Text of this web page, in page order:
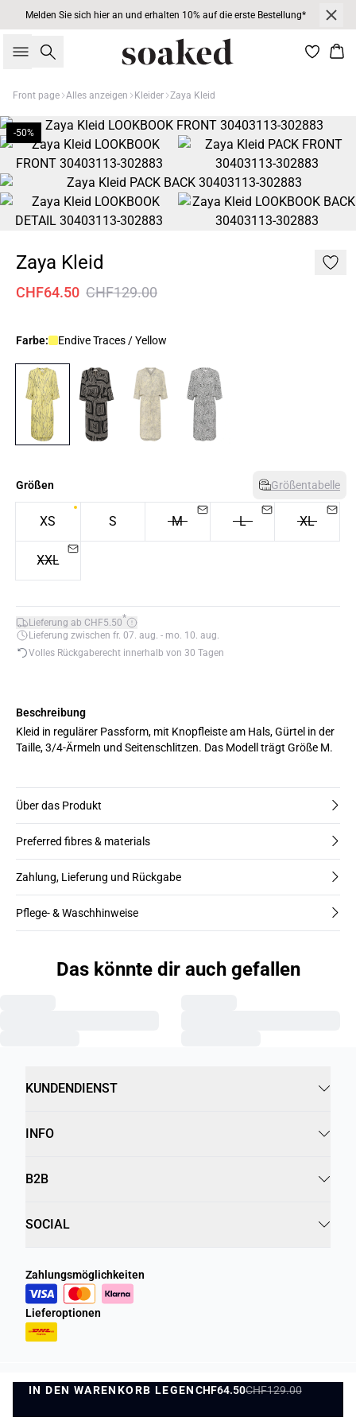
Melden Sie sich hier an und erhalten 10% auf die erste Bestellung*
Suche
Front page Alles anzeigen Kleider Zaya Kleid
-50%
Zaya Kleid
CHF64.50 CHF129.00
Farbe: Endive Traces / Yellow
Größen Größentabelle
XS S M L XL
XXL
Lieferung ab CHF5.50*
Lieferung zwischen fr. 07. aug. - mo. 10. aug.
Volles Rückgaberecht innerhalb von 30 Tagen
IN DEN WARENKORB LEGENCHF64.50CHF129.00
IN DEN WARENKORB LEGEN
Beschreibung
Kleid in regulärer Passform, mit Knopfleiste am Hals, Gürtel in der
Taille, 3/4-Ärmeln und Seitenschlitzen. Das Modell trägt Größe M.
Über das Produkt
Preferred fibres & materials
Zahlung, Lieferung und Rückgabe
Pflege- & Waschhinweise
Das könnte dir auch gefallen
KUNDENDIENST
INFO
B2B
SOCIAL
Zahlungsmöglichkeiten
Lieferoptionen
Datenschutzrichtlinie Geschäftsbedingungen
©DK Company Online AG2026